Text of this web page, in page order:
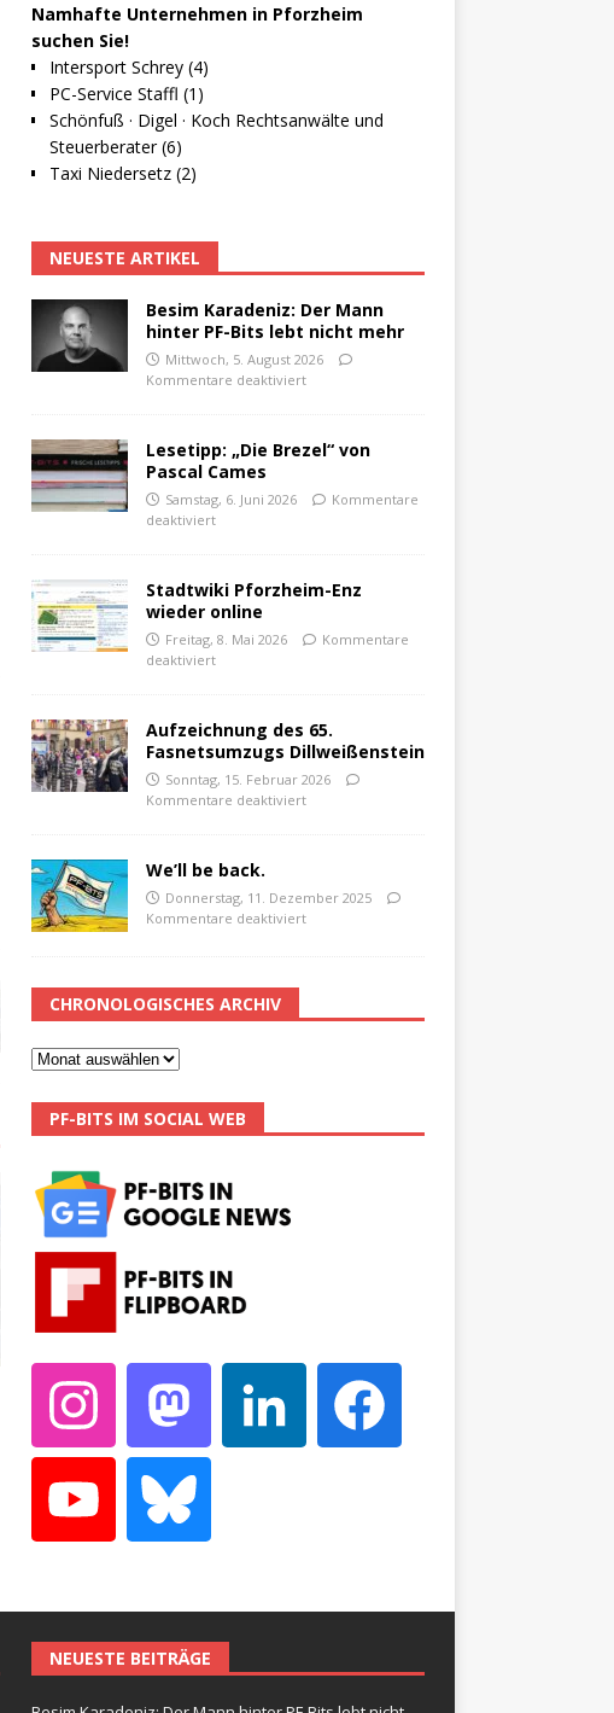
Namhafte Unternehmen in Pforzheim
suchen Sie!
Intersport Schrey (4)
PC-Service Staffl (1)
Schönfuß · Digel · Koch Rechtsanwälte und
Steuerberater (6)
Taxi Niedersetz (2)
NEUESTE ARTIKEL
Besim Karadeniz: Der Mann
hinter PF-Bits lebt nicht mehr
Mittwoch, 5. August 2026
Kommentare deaktiviert
Lesetipp: „Die Brezel“ von
Pascal Cames
Samstag, 6. Juni 2026
Kommentare
deaktiviert
Stadtwiki Pforzheim-Enz
wieder online
Freitag, 8. Mai 2026
Kommentare
deaktiviert
Aufzeichnung des 65.
Fasnetsumzugs Dillweißenstein
Sonntag, 15. Februar 2026
Kommentare deaktiviert
We’ll be back.
Donnerstag, 11. Dezember 2025
Kommentare deaktiviert
CHRONOLOGISCHES ARCHIV
PF-BITS IM SOCIAL WEB
NEUESTE BEITRÄGE